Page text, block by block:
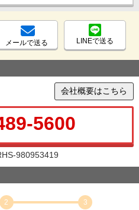
メールで送る LINEで送る
会社概要はこちら
5600
980953419
2
3